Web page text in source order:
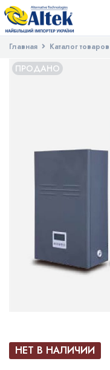
Главная Каталог товаров
Тепловые насосы для дома
18TA1S
ПРОДАНО
НЕТ В НАЛИЧИИ